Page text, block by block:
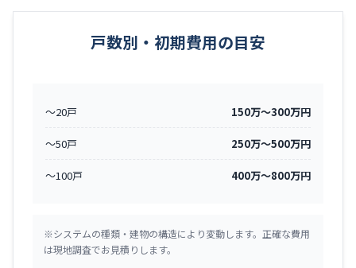
戸数別・初期費用の目安
〜20戸 150万〜300万円
〜50戸 250万〜500万円
〜100戸 400万〜800万円
※システムの種類・建物の構造により変動します。正確な費用
は現地調査でお見積りします。